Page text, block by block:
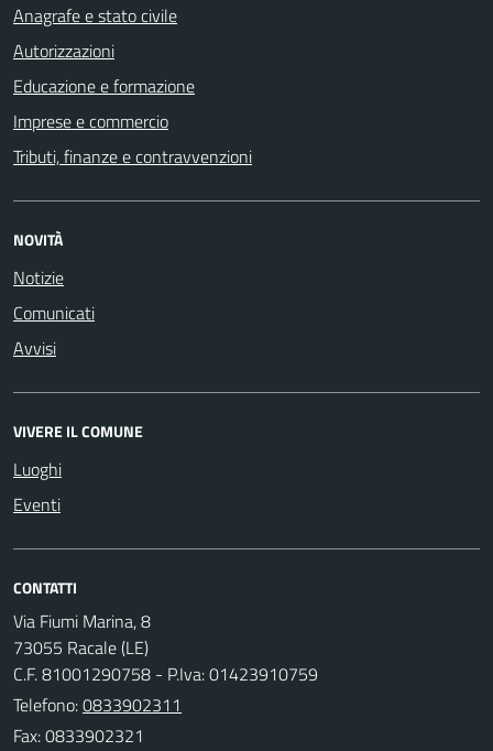
Anagrafe e stato civile
Autorizzazioni
Educazione e formazione
Imprese e commercio
Tributi, finanze e contravvenzioni
NOVITÀ
Notizie
Comunicati
Avvisi
VIVERE IL COMUNE
Luoghi
Eventi
CONTATTI
Via Fiumi Marina, 8
73055 Racale (LE)
C.F. 81001290758 - P.Iva: 01423910759
Telefono:0833902311
Fax: 0833902321